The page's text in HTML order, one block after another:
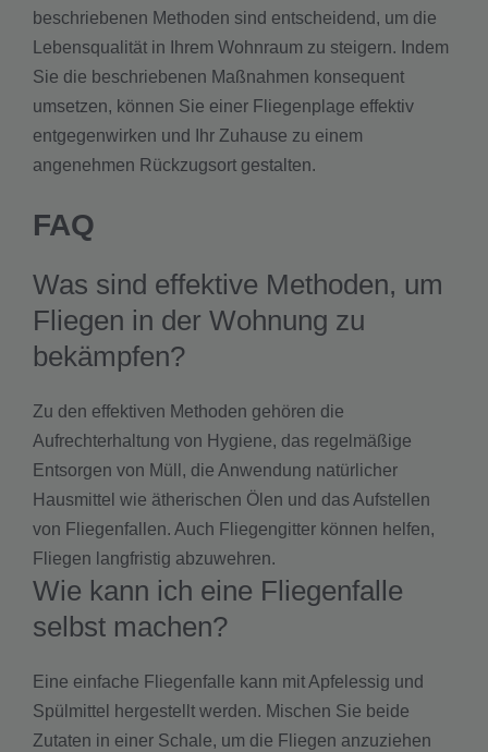
beschriebenen Methoden sind entscheidend, um die
Lebensqualität in Ihrem Wohnraum zu steigern. Indem
Sie die beschriebenen Maßnahmen konsequent
umsetzen, können Sie einer Fliegenplage effektiv
entgegenwirken und Ihr Zuhause zu einem
angenehmen Rückzugsort gestalten.
FAQ
Was sind effektive Methoden, um
Fliegen in der Wohnung zu
bekämpfen?
Zu den effektiven Methoden gehören die
Aufrechterhaltung von Hygiene, das regelmäßige
Entsorgen von Müll, die Anwendung natürlicher
Hausmittel wie ätherischen Ölen und das Aufstellen
von Fliegenfallen. Auch Fliegengitter können helfen,
Fliegen langfristig abzuwehren.
Wie kann ich eine Fliegenfalle
selbst machen?
Eine einfache Fliegenfalle kann mit Apfelessig und
Spülmittel hergestellt werden. Mischen Sie beide
Zutaten in einer Schale, um die Fliegen anzuziehen